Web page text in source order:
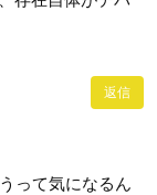
返信
って気になるん